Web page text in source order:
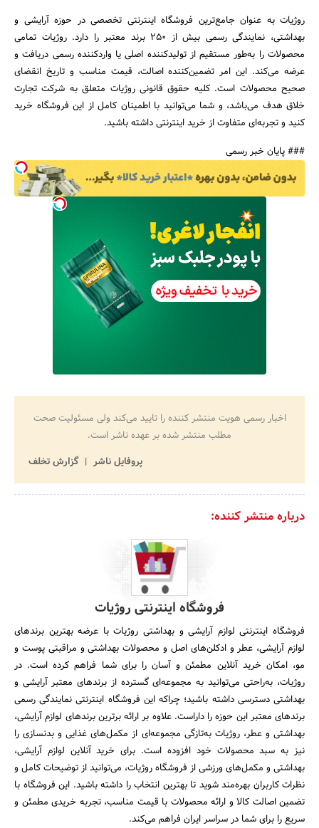
روژیات به عنوان جامع‌ترین فروشگاه اینترنتی تخصصی در حوزه آرایشی و
بهداشتی، نمایندگی رسمی بیش از 250 برند معتبر را دارد. روژیات تمامی
محصولات را به‌طور مستقیم از تولیدکننده اصلی یا واردکننده رسمی دریافت و
عرضه می‌کند. این امر تضمین‌کننده اصالت، قیمت مناسب و تاریخ انقضای
صحیح محصولات است. کلیه حقوق قانونی روژیات متعلق به شرکت تجارت
خلاق هدف می‌باشد، و شما می‌توانید با اطمینان کامل از این فروشگاه خرید
کنید و تجربه‌ای متفاوت از خرید اینترنتی داشته باشید.
### پایان خبر رسمی
اخبار رسمی هویت منتشر کننده را تایید می‌کند ولی مسئولیت صحت
مطلب منتشر شده بر عهده ناشر است.
پروفایل ناشر
گزارش تخلف
درباره منتشر کننده:
فروشگاه اینترنتی روژیات
فروشگاه اینترنتی لوازم آرایشی و بهداشتی روژیات با عرضه بهترین برندهای
لوازم آرایشی، عطر و ادکلن‌های اصل و محصولات بهداشتی و مراقبتی پوست و
مو، امکان خرید آنلاین مطمئن و آسان را برای شما فراهم کرده است. در
روژیات، به‌راحتی می‌توانید به مجموعه‌ای گسترده از برندهای معتبر آرایشی و
بهداشتی دسترسی داشته باشید؛ چراکه این فروشگاه اینترنتی نمایندگی رسمی
برندهای معتبر این حوزه را داراست. علاوه بر ارائه برترین برندهای لوازم آرایشی،
بهداشتی و عطر، روژیات به‌تازگی مجموعه‌ای از مکمل‌های غذایی و بدنسازی را
نیز به سبد محصولات خود افزوده است. برای خرید آنلاین لوازم آرایشی،
بهداشتی و مکمل‌های ورزشی از فروشگاه روژیات، می‌توانید از توضیحات کامل و
نظرات کاربران بهره‌مند شوید تا بهترین انتخاب را داشته باشید. این فروشگاه با
تضمین اصالت کالا و ارائه محصولات با قیمت مناسب، تجربه خریدی مطمئن و
سریع را برای شما در سراسر ایران فراهم می‌کند.